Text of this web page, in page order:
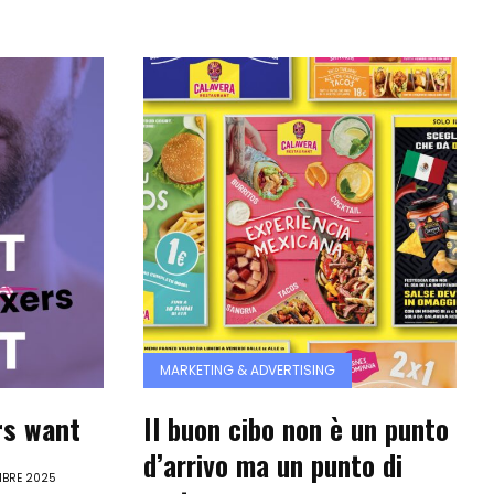
want
2025
MARKETING & ADVERTISING
Il buon cibo non è un punto
d’arrivo ma un punto di